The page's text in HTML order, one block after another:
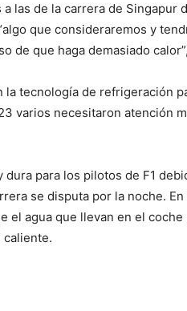
las de la carrera de Singapur
que consideraremos y
de que haga demasiado
la tecnología de refrigeración
varios necesitaron atención
dura para los pilotos de F1
se disputa por la noche.
el agua que llevan en el
caliente.